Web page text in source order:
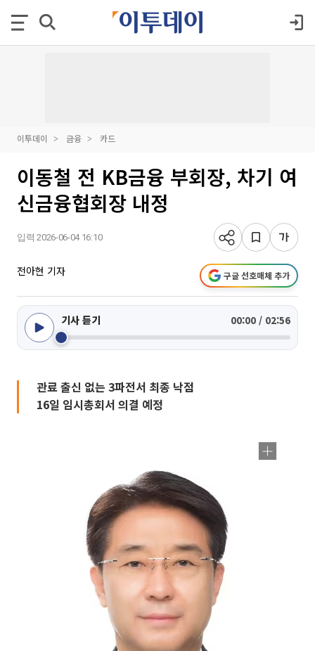
이투데이 금융 카드
이동철 전 KB금융 부회장, 차기 여
신금융협회장 내정
입력 2026-06-04 16:10
전아현 기자 구글 선호매체 추가
기사 듣기 00:00 / 02:56
관료 출신 없는 3파전서 최종 낙점
16일 임시총회서 의결 예정